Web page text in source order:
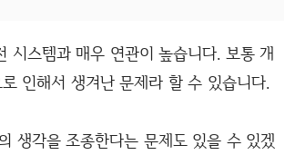
시스템과 매우 연관이 높습니다. 보통 개
인해서 생겨난 문제라 할 수 있습니다.
생각을 조종한다는 문제도 있을 수 있겠